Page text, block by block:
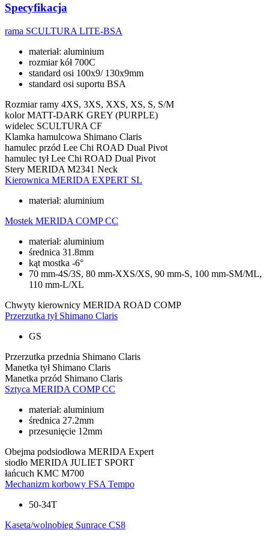
Specyfikacja
rama SCULTURA LITE-BSA
materiał: aluminium
rozmiar kół 700C
standard osi 100x9/ 130x9mm
standard osi suportu BSA
Rozmiar ramy 4XS, 3XS, XXS, XS, S, S/M
kolor MATT-DARK GREY (PURPLE)
widelec SCULTURA CF
Klamka hamulcowa Shimano Claris
hamulec przód Lee Chi ROAD Dual Pivot
hamulec tył Lee Chi ROAD Dual Pivot
Stery MERIDA M2341 Neck
Kierownica MERIDA EXPERT SL
materiał: aluminium
Mostek MERIDA COMP CC
materiał: aluminium
średnica 31.8mm
kąt mostka -6°
70 mm-4S/3S, 80 mm-XXS/XS, 90 mm-S, 100 mm-SM/ML,
110 mm-L/XL
Chwyty kierownicy MERIDA ROAD COMP
Przerzutka tył Shimano Claris
GS
Przerzutka przednia Shimano Claris
Manetka tył Shimano Claris
Manetka przód Shimano Claris
Sztyca MERIDA COMP CC
materiał: aluminium
średnica 27.2mm
przesunięcie 12mm
Obejma podsiodłowa MERIDA Expert
siodło MERIDA JULIET SPORT
łańcuch KMC M700
Mechanizm korbowy FSA Tempo
50-34T
Kaseta/wolnobieg Sunrace CS8